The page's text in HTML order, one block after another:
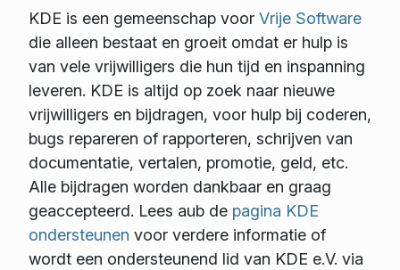
KDE is een gemeenschap voor Vrije Software
die alleen bestaat en groeit omdat er hulp is
van vele vrijwilligers die hun tijd en inspanning
leveren. KDE is altijd op zoek naar nieuwe
vrijwilligers en bijdragen, voor hulp bij coderen,
bugs repareren of rapporteren, schrijven van
documentatie, vertalen, promotie, geld, etc.
Alle bijdragen worden dankbaar en graag
geaccepteerd. Lees aub de pagina KDE
ondersteunen voor verdere informatie of
wordt een ondersteunend lid van KDE e.V. via